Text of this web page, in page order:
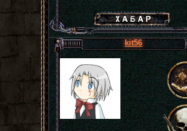
Хабар сталкера
kit56